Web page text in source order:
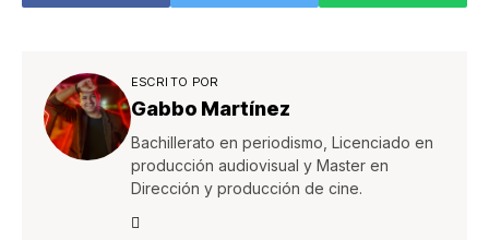
ESCRITO POR
Gabbo Martínez
Bachillerato en periodismo, Licenciado en
producción audiovisual y Master en
Dirección y producción de cine.